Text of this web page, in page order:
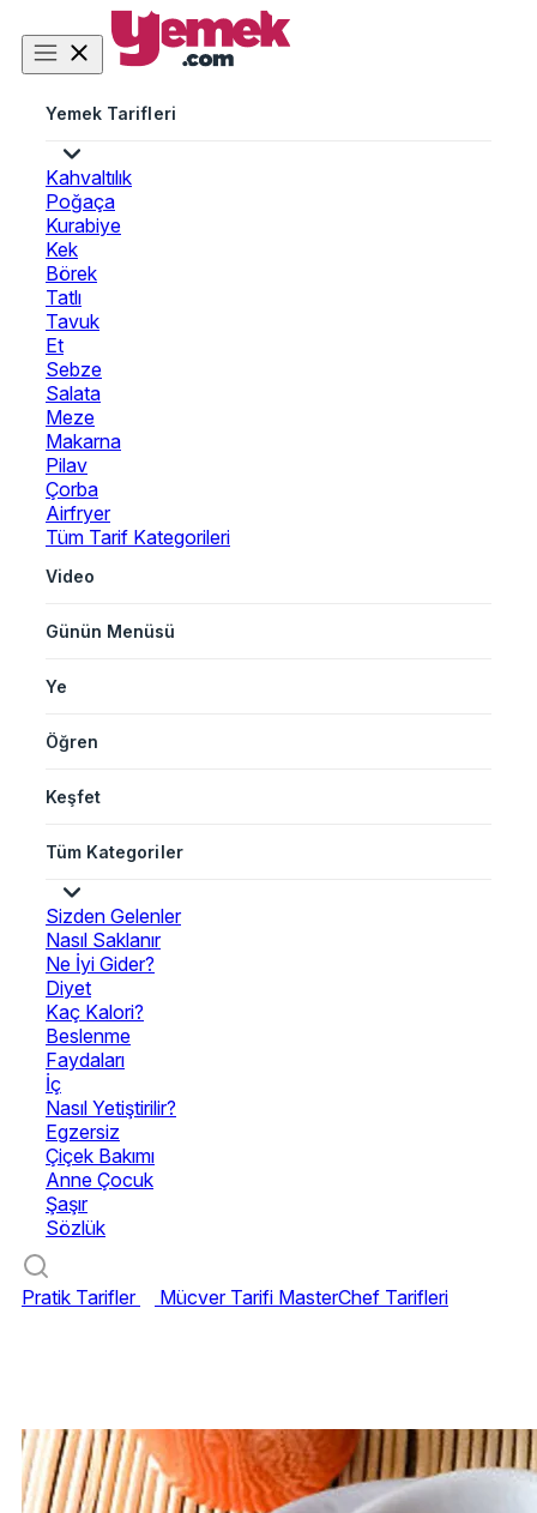
Yemek Tarifleri
Kahvaltılık
Poğaça
Kurabiye
Kek
Börek
Tatlı
Tavuk
Et
Sebze
Salata
Meze
Makarna
Pilav
Çorba
Airfryer
Tüm Tarif Kategorileri
Video
Günün Menüsü
Ye
Öğren
Keşfet
Tüm Kategoriler
Sizden Gelenler
Nasıl Saklanır
Ne İyi Gider?
Diyet
Kaç Kalori?
Beslenme
Faydaları
İç
Nasıl Yetiştirilir?
Egzersiz
Çiçek Bakımı
Anne Çocuk
Şaşır
Sözlük
Pratik Tarifler Mücver Tarifi MasterChef Tarifleri